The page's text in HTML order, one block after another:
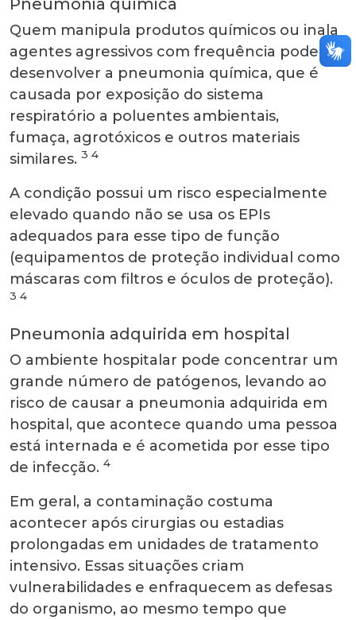
Quem manipula produtos químicos ou inala
agentes agressivos com frequência pode
desenvolver a pneumonia química, que é
causada por exposição do sistema
respiratório a poluentes ambientais,
fumaça, agrotóxicos e outros materiais
similares. 3 4
A condição possui um risco especialmente
elevado quando não se usa os EPIs
adequados para esse tipo de função
(equipamentos de proteção individual como
máscaras com filtros e óculos de proteção).
3 4
Pneumonia adquirida em hospital
O ambiente hospitalar pode concentrar um
grande número de patógenos, levando ao
risco de causar a pneumonia adquirida em
hospital, que acontece quando uma pessoa
está internada e é acometida por esse tipo
de infecção. 4
Em geral, a contaminação costuma
acontecer após cirurgias ou estadias
prolongadas em unidades de tratamento
intensivo. Essas situações criam
vulnerabilidades e enfraquecem as defesas
do organismo, ao mesmo tempo que